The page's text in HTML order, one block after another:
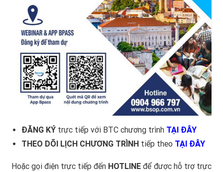
ĐĂNG KÝ trực tiếp với BTC chương trình TẠI ĐÂY
THEO DÕI LỊCH CHƯƠNG TRÌNH tiếp theo TẠI ĐÂY
Hoặc gọi điện trực tiếp đến HOTLINE để được hỗ trợ trực